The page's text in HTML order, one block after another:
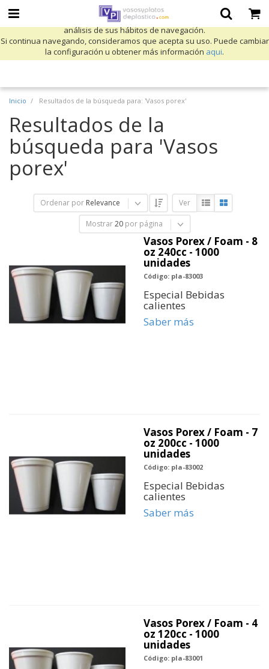
Utilizamos cookies propias y de terceros para mejorar nuestros servicios
y mostrarle publicidad relacionada con sus preferencias mediante el
análisis de sus hábitos de navegación.
Si continua navegando, consideramos que acepta su uso. Puede cambiar
la configuración u obtener más información aqui.
Inicio Resultados de la búsqueda para: 'Vasos porex'
Resultados de la
búsqueda para 'Vasos
porex'
Ordenar por Relevance Ver
Mostrar 20 por página
Vasos Porex / Foam - 8
oz 240cc - 1000
unidades
Código: pla-83003
Especial Bebidas
calientes
Saber más
Vasos Porex / Foam - 7
oz 200cc - 1000
unidades
Código: pla-83002
Especial Bebidas
calientes
Saber más
Vasos Porex / Foam - 4
oz 120cc - 1000
unidades
Código: pla-83001